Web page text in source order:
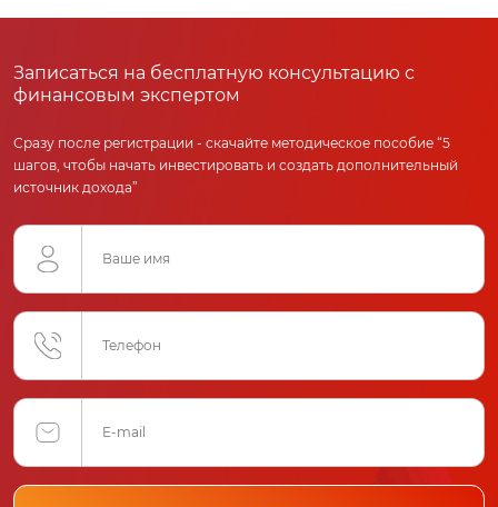
Записаться на бесплатную консультацию с
финансовым экспертом
Сразу после регистрации - скачайте методическое пособие “5
шагов, чтобы начать инвестировать и создать дополнительный
источник дохода”